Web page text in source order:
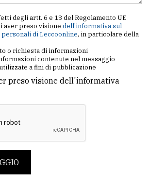
degli artt. 6 e 13 del Regolamento UE
aver preso visione dell'informativa sul
di Leccoonline, in particolare della
o richiesta di informazioni
contenute nel messaggio
a fini di pubblicazione
preso visione dell'informativa